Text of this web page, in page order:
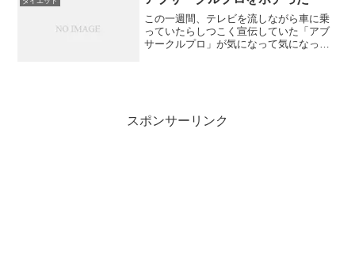
この一週間、テレビを流しながら車に乗
っていたらしつこく宣伝していた「アブ
サークルプロ」が気になって気になって
スポンサーリンク